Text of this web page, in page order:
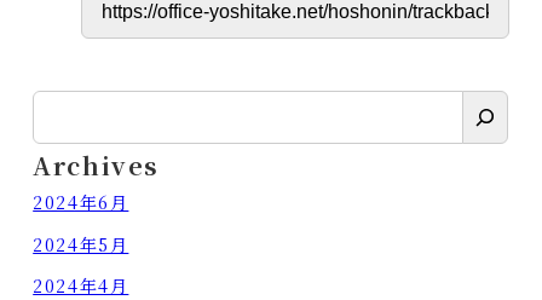
索
Archives
2024年6月
2024年5月
2024年4月